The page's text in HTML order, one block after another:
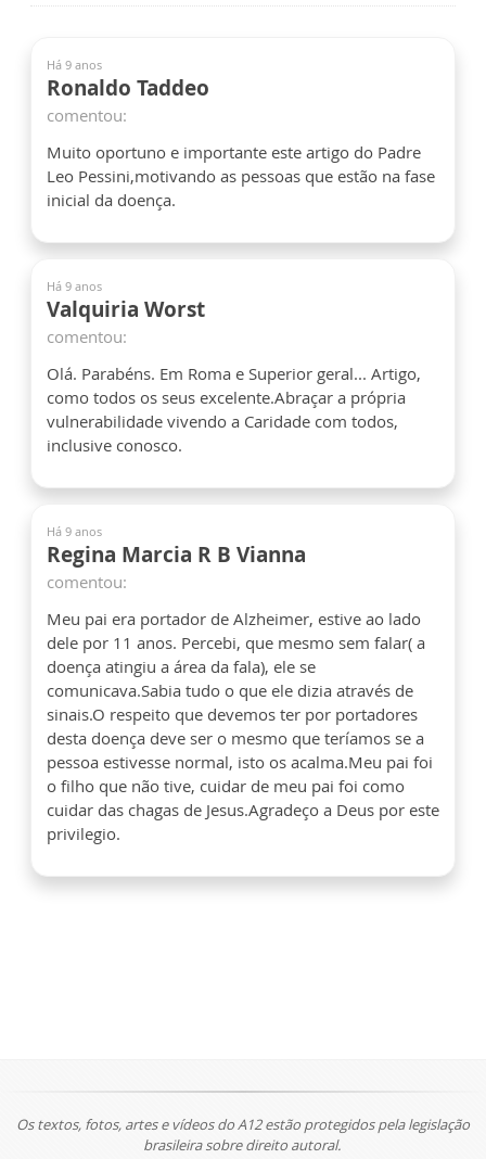
Há 9 anos
Ronaldo Taddeo
comentou:
Muito oportuno e importante este artigo do Padre
Leo Pessini,motivando as pessoas que estão na fase
inicial da doença.
Há 9 anos
Valquiria Worst
comentou:
Olá. Parabéns. Em Roma e Superior geral... Artigo,
como todos os seus excelente.Abraçar a própria
vulnerabilidade vivendo a Caridade com todos,
inclusive conosco.
Há 9 anos
Regina Marcia R B Vianna
comentou:
Meu pai era portador de Alzheimer, estive ao lado
dele por 11 anos. Percebi, que mesmo sem falar( a
doença atingiu a área da fala), ele se
comunicava.Sabia tudo o que ele dizia através de
sinais.O respeito que devemos ter por portadores
desta doença deve ser o mesmo que teríamos se a
pessoa estivesse normal, isto os acalma.Meu pai foi
o filho que não tive, cuidar de meu pai foi como
cuidar das chagas de Jesus.Agradeço a Deus por este
privilegio.
Os textos, fotos, artes e vídeos do A12 estão protegidos pela legislação
brasileira sobre direito autoral.